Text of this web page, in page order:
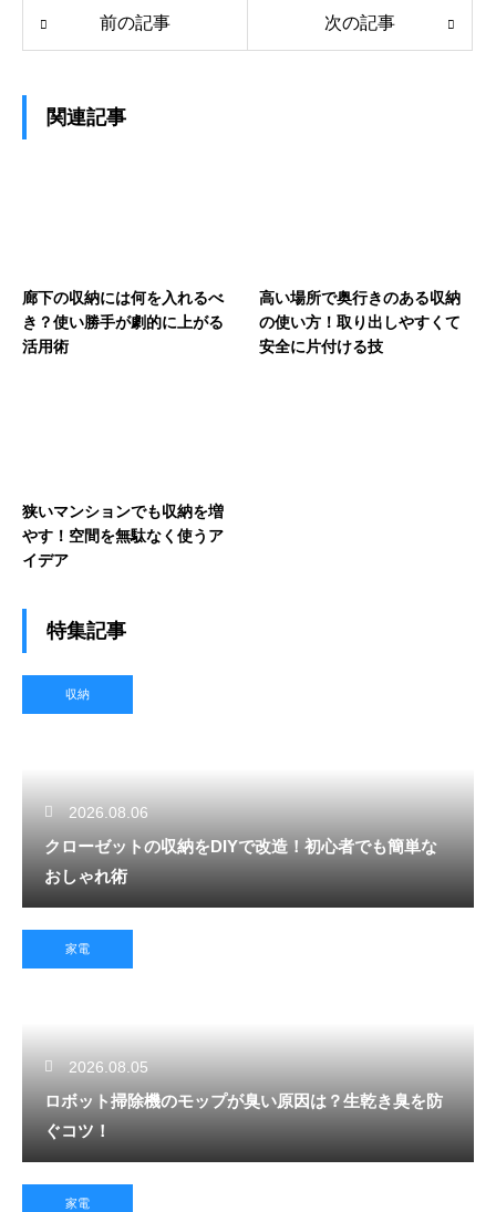
前の記事 次の記事
関連記事
廊下の収納には何を入れるべ
き？使い勝手が劇的に上がる
活用術
高い場所で奥行きのある収納
の使い方！取り出しやすくて
安全に片付ける技
狭いマンションでも収納を増
やす！空間を無駄なく使うア
イデア
特集記事
収納
2026.08.06
クローゼットの収納をDIYで改造！初心者でも簡単な
おしゃれ術
家電
2026.08.05
ロボット掃除機のモップが臭い原因は？生乾き臭を防
ぐコツ！
家電